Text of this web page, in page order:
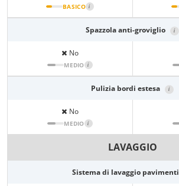
BASICO i
Spazzola anti-groviglio i
No
MEDIO i
Pulizia bordi estesa i
No
MEDIO i
LAVAGGIO
Sistema di lavaggio pavimenti